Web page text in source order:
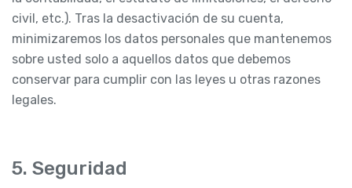
civil, etc.). Tras la desactivación de su cuenta,
minimizaremos los datos personales que mantenemos
sobre usted solo a aquellos datos que debemos
conservar para cumplir con las leyes u otras razones
legales.
5. Seguridad